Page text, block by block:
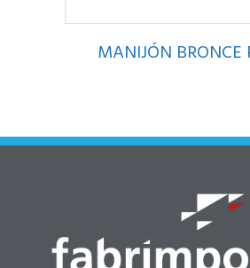
MANIJÓN BRONCE